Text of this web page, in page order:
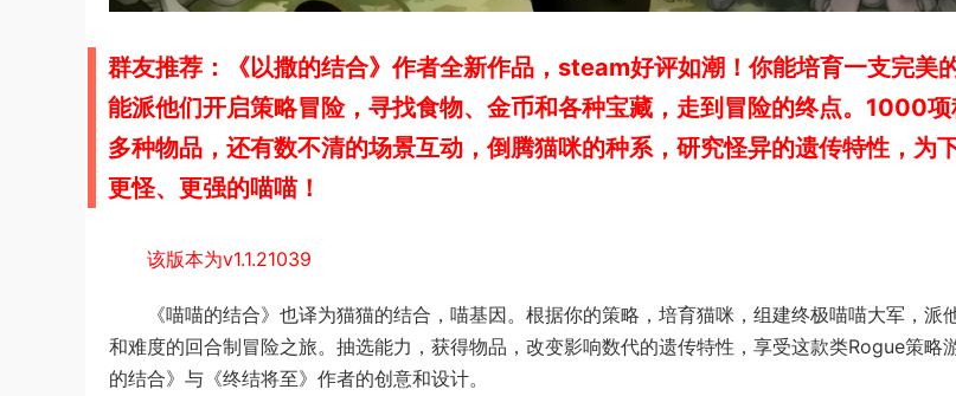
群友推荐：《以撒的结合》作者全新作品，steam好评如潮！你能培育一支完美
能派他们开启策略冒险，寻找食物、金币和各种宝藏，走到冒险的终点。1000
多种物品，还有数不清的场景互动，倒腾猫咪的种系，研究怪异的遗传特性，为
更怪、更强的喵喵！
该版本为v1.1.21039
《喵喵的结合》也译为猫猫的结合，喵基因。根据你的策略，培育猫咪，组建终极喵喵大军，派
和难度的回合制冒险之旅。抽选能力，获得物品，改变影响数代的遗传特性，享受这款类Rogue策略
的结合》与《终结将至》作者的创意和设计。